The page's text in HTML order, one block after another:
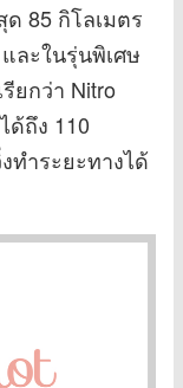
ด 85 กิโลเมตร
ละในรุ่นพิเศษ
ยกว่า Nitro
ด้ถึง 110
ทำระยะทางได้